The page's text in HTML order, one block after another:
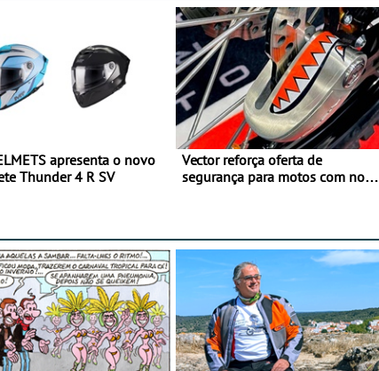
apresenta o novo
Thunder 4 R SV
Vector reforça oferta de
segurança para motos com nova